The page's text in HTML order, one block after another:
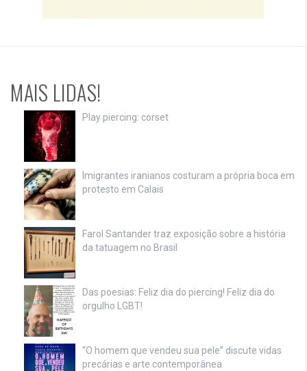
MAIS LIDAS!
Play piercing: corset
Imigrantes iranianos costuram a própria boca em
protesto em Calais
Farol Santander traz exposição sobre a história
da tatuagem no Brasil
Das poesias: Feliz dia do piercing! Feliz dia do
orgulho LGBT!
“O homem que vendeu sua pele” discute vidas
precárias e arte contemporânea